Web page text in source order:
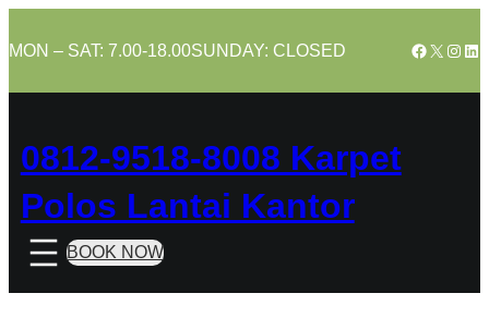
to
MON – SAT: 7.00-18.00SUNDAY: CLOSED Facebook
X
0812-9518-8008 Karpet
Polos Lantai Kantor
BOOK NOW